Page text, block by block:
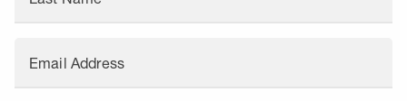
Email Address